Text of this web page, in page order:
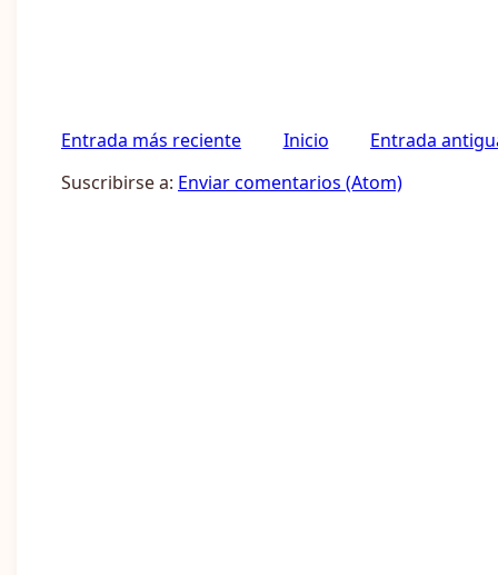
Entrada más reciente Entrada
Inicio
Suscribirse a: Enviar comentarios (Atom)